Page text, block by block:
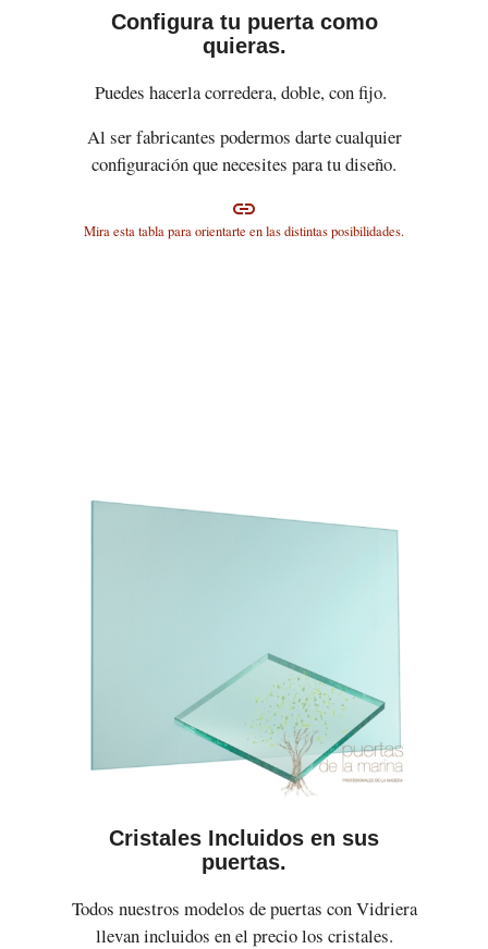
Configura tu puerta como
quieras.
Puedes hacerla corredera, doble, con fijo.
Al ser fabricantes podermos darte cualquier
configuración que necesites para tu diseño.
link
Mira esta tabla para orientarte en las distintas posibilidades.
Cristales Incluidos en sus
puertas.
Todos nuestros modelos de puertas con Vidriera
llevan incluidos en el precio los cristales.